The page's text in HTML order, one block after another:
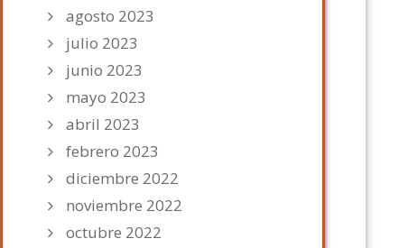
agosto 2023
julio 2023
junio 2023
mayo 2023
abril 2023
febrero 2023
diciembre 2022
noviembre 2022
octubre 2022